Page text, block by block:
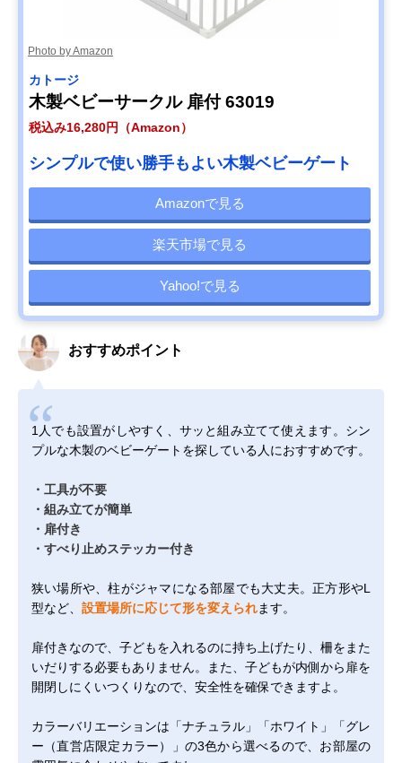
Photo by Amazon
カトージ
木製ベビーサークル 扉付 63019
税込み16,280円（Amazon）
シンプルで使い勝手もよい木製ベビーゲート
Amazonで見る
楽天市場で見る
Yahoo!で見る
おすすめポイント
1人でも設置がしやすく、サッと組み立てて使えます。シン
プルな木製のベビーゲートを探している人におすすめです。
・工具が不要
・組み立てが簡単
・扉付き
・すべり止めステッカー付き
狭い場所や、柱がジャマになる部屋でも大丈夫。正方形やL
型など、 設置場所に応じて形を変えられます。
扉付きなので、子どもを入れるのに持ち上げたり、柵をまた
いだりする必要もありません。また、子どもが内側から扉を
開閉しにくいつくりなので、安全性を確保できますよ。
カラーバリエーションは「ナチュラル」「ホワイト」「グレ
ー（直営店限定カラー）」の3色から選べるので、お部屋の